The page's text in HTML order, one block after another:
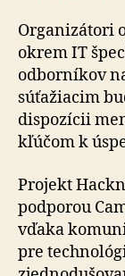
Organizátori
okrem IT
odborníkov
súťažiacim
dispozícii
kľúčom k
Projekt
podporou
vďaka
pre